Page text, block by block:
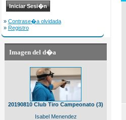
» Contrase�a olvidada
» Registro
Imagen del d�a
20190810 Club Tiro Campeonato (3)
Isabel Menendez